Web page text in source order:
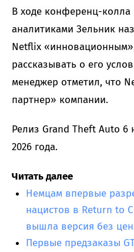
В ходе конференц-колла
аналитиками Зельник
Netflix
рассказывать о его
менеджер отметил, что
партнер» компании.
Релиз Grand Theft Auto 6
2026 года.
Читать далее
Немцам впервые
нацистов в Return to
вышла версия без
Первые предзаказы